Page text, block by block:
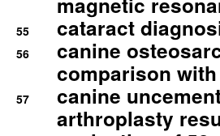
55 cataract
56
canine
comparison
57
canine
arthroplasty